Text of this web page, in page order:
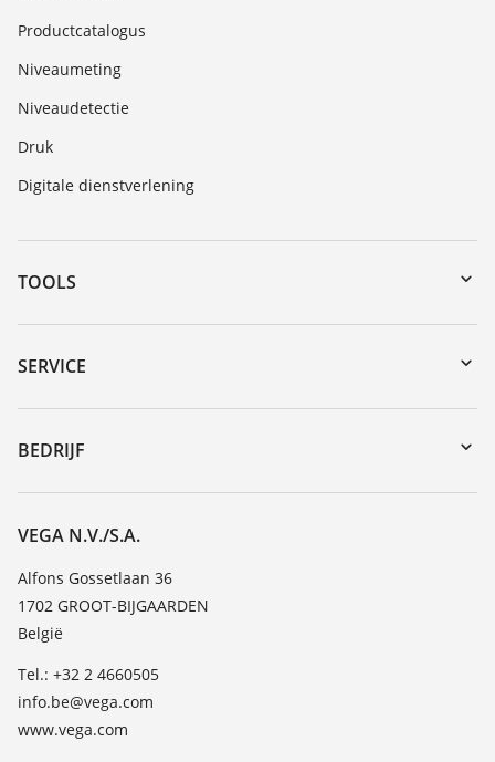
Productcatalogus
Niveaumeting
Niveaudetectie
Druk
Digitale dienstverlening
TOOLS
Downloads
Serienummer zoeken
DTM Collection/PACTware
SERVICE
Reparatieformulier instrument
Seminars
TeamViewer
BEDRIJF
Vacature
Over VEGA
Contact
Nieuws
Persberichten
Blog
VEGA N.V./S.A.
Alfons Gossetlaan 36
1702 GROOT-BIJGAARDEN
België
Tel.: +32 2 4660505
info.be@vega.com
www.vega.com